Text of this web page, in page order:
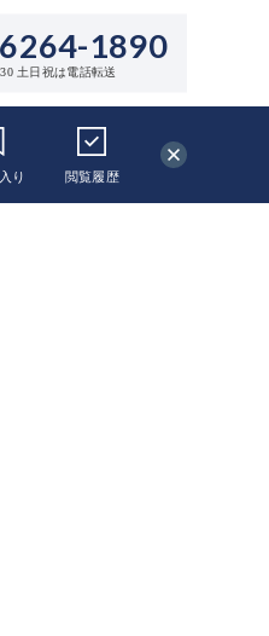
1890
土日祝は電話転送
り 閲覧履歴